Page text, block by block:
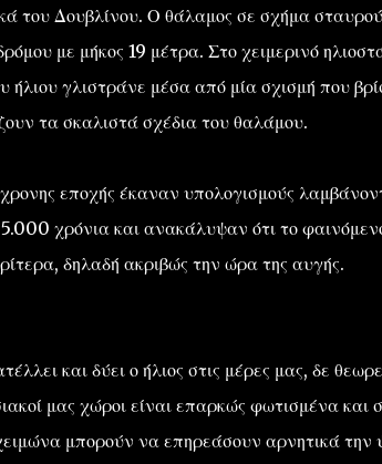
του Δουβλίνου. Ο θάλαμος σε σχήμα
με μήκος 19 μέτρα. Στο χειμερινό
ήλιου γλιστράνε μέσα από μία σχισμή που
τα σκαλιστά σχέδια του θαλάμου.
εποχής έκαναν υπολογισμούς
5.000 χρόνια και ανακάλυψαν ότι το
δηλαδή ακριβώς την ώρα της αυγής.
και δύει ο ήλιος στις μέρες μας, δε
μας χώροι είναι επαρκώς φωτισμένα και
μπορούν να επηρεάσουν αρνητικά την